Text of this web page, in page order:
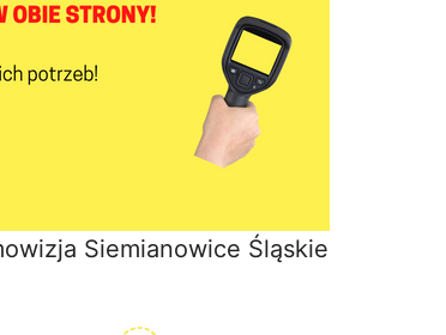
Siemianowice Śląskie